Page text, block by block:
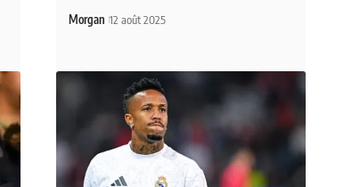
Morgan 12 août 2025